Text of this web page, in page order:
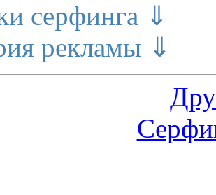
серфинга ⇓
рекламы ⇓